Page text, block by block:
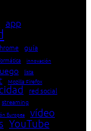
app
guía
innovación
lista
Mozilla Firefox
red social
streaming
Europea vídeo
YouTube